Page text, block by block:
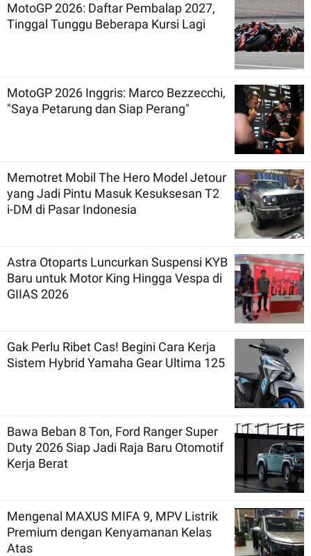
MotoGP 2026: Daftar Pembalap 2027,
Tinggal Tunggu Beberapa Kursi Lagi
MotoGP 2026 Inggris: Marco Bezzecchi,
"Saya Petarung dan Siap Perang"
Memotret Mobil The Hero Model Jetour
yang Jadi Pintu Masuk Kesuksesan T2
i-DM di Pasar Indonesia
Astra Otoparts Luncurkan Suspensi KYB
Baru untuk Motor King Hingga Vespa di
GIIAS 2026
Gak Perlu Ribet Cas! Begini Cara Kerja
Sistem Hybrid Yamaha Gear Ultima 125
Bawa Beban 8 Ton, Ford Ranger Super
Duty 2026 Siap Jadi Raja Baru Otomotif
Kerja Berat
Mengenal MAXUS MIFA 9, MPV Listrik
Premium dengan Kenyamanan Kelas
Atas